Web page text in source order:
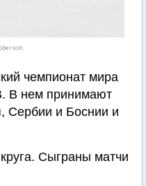
чемпионат мира
В нем принимают
Сербии и Боснии и
Сыграны матчи